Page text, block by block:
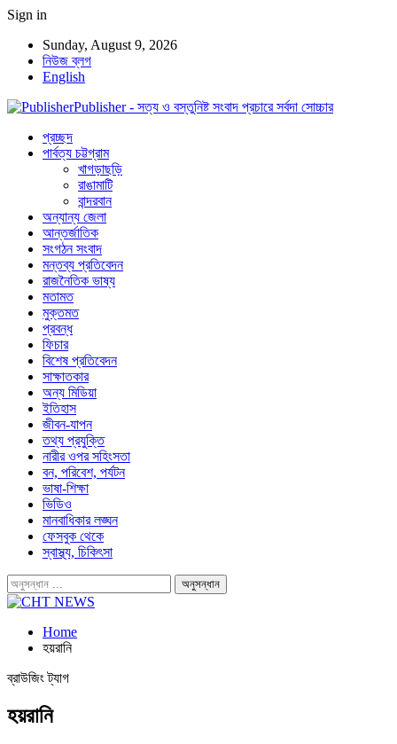
Sign in
Sunday, August 9, 2026
নিউজ ব্লগ
English
Publisher - সত্য ও বস্তুনিষ্ট সংবাদ প্রচারে সর্বদা সোচ্চার
প্রচ্ছদ
পার্বত্য চট্টগ্রাম
খাগড়াছড়ি
রাঙামাটি
বান্দরবান
অন্যান্য জেলা
আন্তর্জাতিক
সংগঠন সংবাদ
মন্তব্য প্রতিবেদন
রাজনৈতিক ভাষ্য
মতামত
মুক্তমত
প্রবন্ধ
ফিচার
বিশেষ প্রতিবেদন
সাক্ষাতকার
অন্য মিডিয়া
ইতিহাস
জীবন-যাপন
তথ্য প্রযুক্তি
নারীর ওপর সহিংসতা
বন, পরিবেশ, পর্যটন
ভাষা-শিক্ষা
ভিডিও
মানবাধিকার লঙ্ঘন
ফেসবুক থেকে
স্বাস্থ্য, চিকিৎসা
Home
হয়রানি
ব্রাউজিং ট্যাগ
হয়রানি